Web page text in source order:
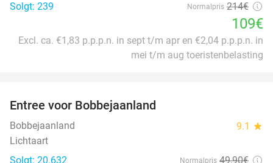
Solgt: 239
Normalpris 214€
109€
Excl. ca. €1,83 p.p.p.n. in sept t/m apr en €2,04 p.p.p.n. in
mei t/m aug toeristenbelasting
Entree voor Bobbejaanland
Bobbejaanland 9.1 star
Lichtaart
Solgt: 20.632
Normalpris 49,90€